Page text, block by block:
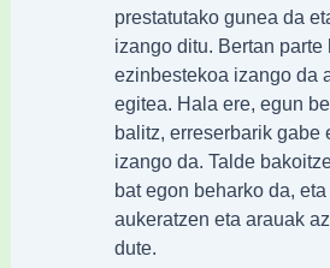
prestatutako gunea da
izango ditu. Bertan parte
ezinbestekoa izango da
egitea. Hala ere, egun
balitz, erreserbarik gabe
izango da. Talde
bat egon beharko da,
aukeratzen eta arauak
dute.